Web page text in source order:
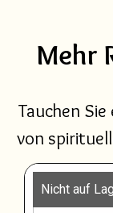
Mehr
Tauchen
von
Nicht auf